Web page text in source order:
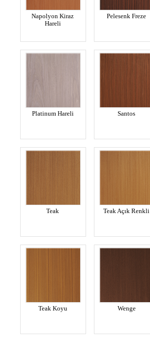
Napolyon Kiraz
Hareli
Pelesenk Freze
Platinum Hareli Santos
Teak Teak Açık Renkli
Teak Koyu Wenge